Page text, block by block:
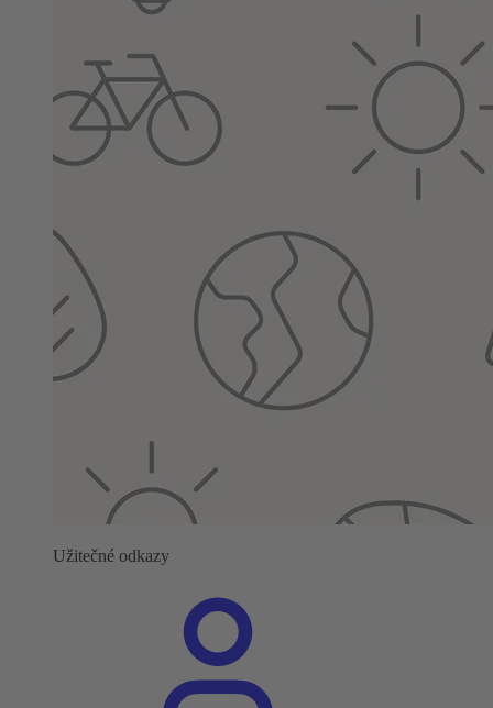
Užitečné odkazy